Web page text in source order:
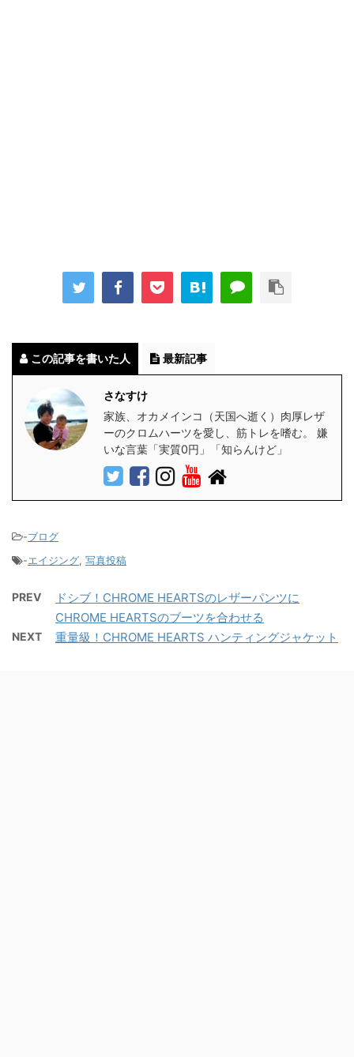
この記事を書いた人 最新記事
さなすけ
家族、オカメインコ（天国へ逝く）肉厚レザ
ーのクロムハーツを愛し、筋トレを嗜む。 嫌
いな言葉「実質0円」「知らんけど」
-ブログ
-エイジング, 写真投稿
PREV
ドシブ！CHROME HEARTSのレザーパンツに
CHROME HEARTSのブーツを合わせる
NEXT 重量級！CHROME HEARTS ハンティングジャケット